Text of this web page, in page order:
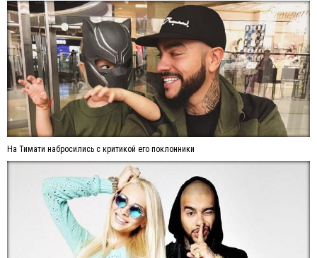
На Тимати набросились с критикой его поклонники